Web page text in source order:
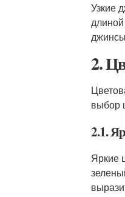
Узкие
2.
выбор
2.1.
Яркие